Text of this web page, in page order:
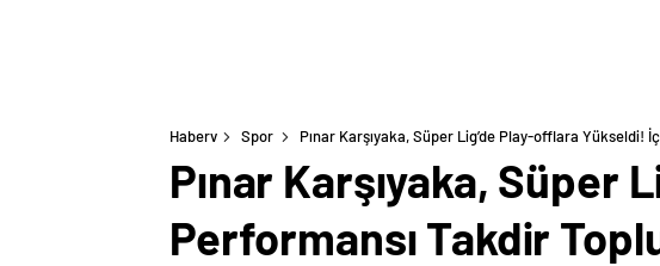
Haberv Spor Pınar Karşıyaka, Süper Lig’de Play-offlara Yükseldi!
Pınar Karşıyaka, Süper
Performansı Takdir